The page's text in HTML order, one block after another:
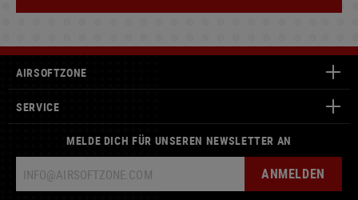
AIRSOFTZONE
SERVICE
MELDE DICH FÜR UNSEREN NEWSLETTER AN
ANMELDEN